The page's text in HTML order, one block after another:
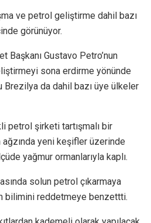
ve petrol geliştirme dahil bazı
görünüyor.
Başkanı Gustavo Petro’nun
sona erdirme yönünde
Brezilya da dahil bazı üye ülkeler
petrol şirketi tartışmalı bir
yeni keşifler üzerinde
yağmur ormanlarıyla kaplı.
solun petrol çıkarmaya
bilimini reddetmeye benzettti.